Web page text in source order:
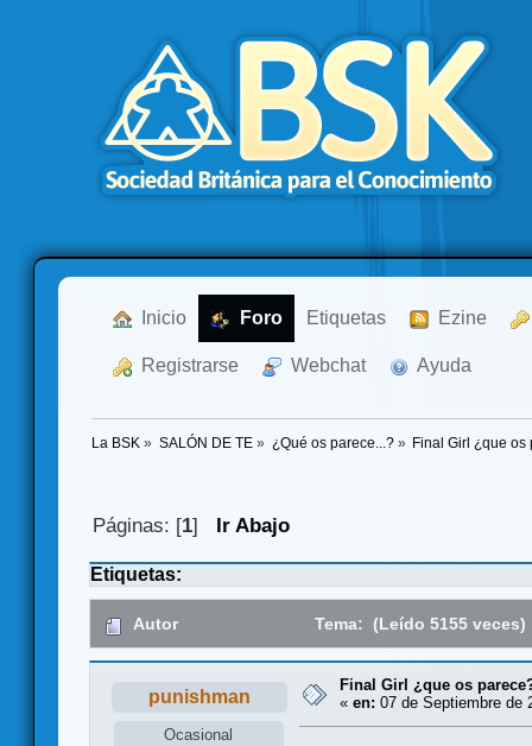
Inicio Foro Etiquetas Ezine
Registrarse Webchat Ayuda
La BSK » SALÓN DE TE » ¿Qué os parece...?» Final Girl ¿que os
Páginas: [1] Ir Abajo
Etiquetas:
Autor Tema: (Leído 5155 veces)
punishman
Ocasional
Final Girl ¿que os
« en: 07 de Septiembre de